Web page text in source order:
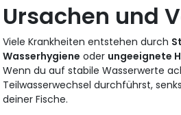
Ursachen und
Viele Krankheiten entstehen durch
Wasserhygiene oder ungeeignete
Wenn du auf stabile Wasserwerte
Teilwasserwechsel durchführst,
deiner Fische.